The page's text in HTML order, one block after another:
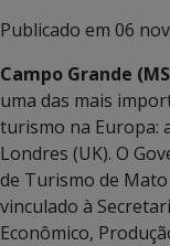
Publicado em 06
Campo Grande
uma das mais
turismo na Europa:
Londres (UK). O
de Turismo de
vinculado à
Econômico,